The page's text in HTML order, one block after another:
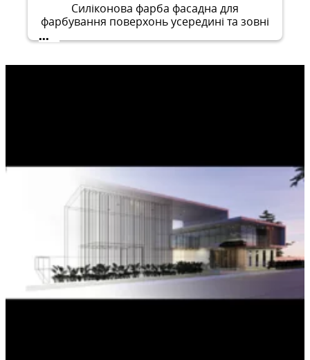
Силіконова фарба фасадна для
фарбування поверхонь усередині та зовні
...